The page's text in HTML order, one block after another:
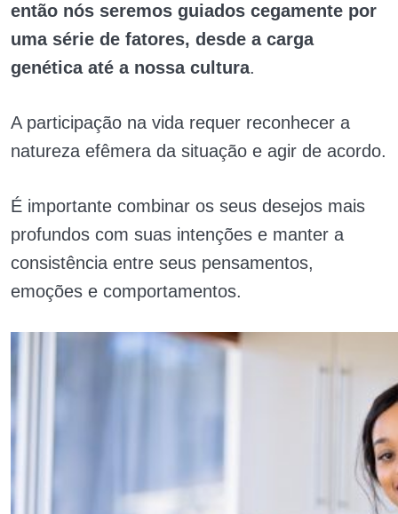
então nós seremos guiados cegamente por
uma série de fatores, desde a carga
genética até a nossa cultura.
A participação na vida requer reconhecer a
natureza efêmera da situação e agir de acordo.
É importante combinar os seus desejos mais
profundos com suas intenções e manter a
consistência entre seus pensamentos,
emoções e comportamentos.